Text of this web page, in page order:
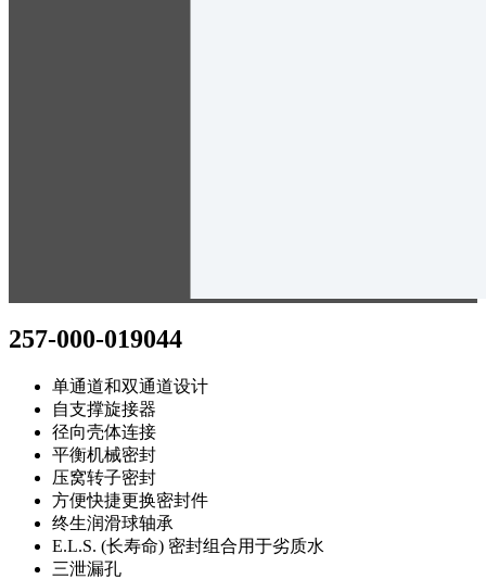
257-000-019044
单通道和双通道设计
自支撑旋接器
径向壳体连接
平衡机械密封
压窝转子密封
方便快捷更换密封件
终生润滑球轴承
E.L.S. (长寿命) 密封组合用于劣质水
三泄漏孔